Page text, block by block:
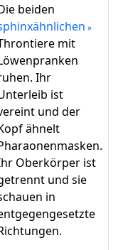
beiden
mit
Ihr
ist
und der
ähnelt
Oberkörper ist
und sie
in